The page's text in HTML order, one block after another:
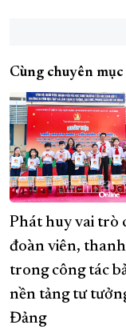
Cùng chuyên mục
Phát huy vai trò
đoàn viên,
trong công tác
nền tảng tư
Đảng